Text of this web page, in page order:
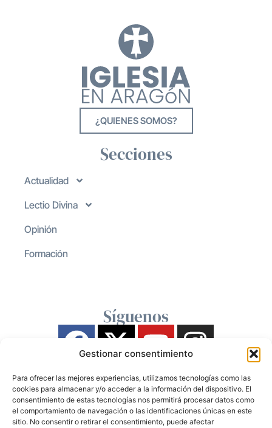
Gestionar consentimiento
Para ofrecer las mejores experiencias, utilizamos tecnologías como las
cookies para almacenar y/o acceder a la información del dispositivo. El
consentimiento de estas tecnologías nos permitirá procesar datos como
el comportamiento de navegación o las identificaciones únicas en este
sitio. No consentir o retirar el consentimiento, puede afectar
¿QUIENES SOMOS?
Secciones
Actualidad
Lectio Divina
Opinión
Formación
Síguenos